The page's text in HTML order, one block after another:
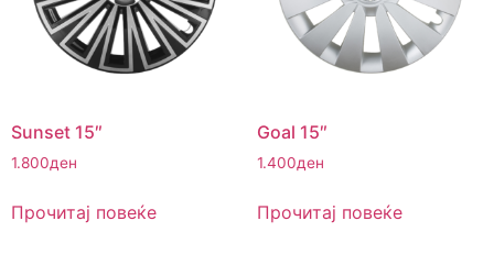
Sunset 15″
1.800ден
Прочитај повеќе
Goal 15″
1.400ден
Прочитај повеќе